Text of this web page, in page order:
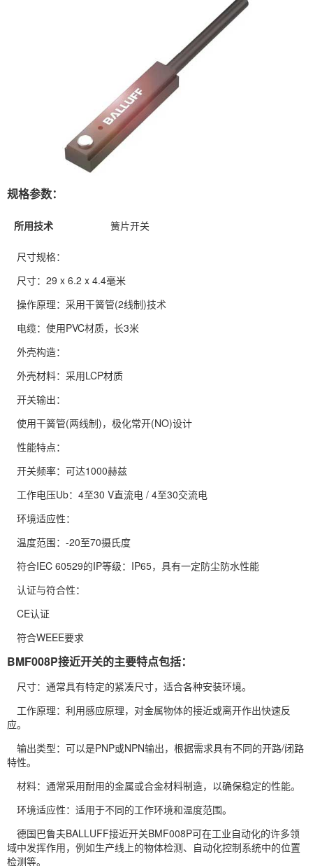
规格参数：
所用技术 簧片开关
尺寸规格：
尺寸：29 x 6.2 x 4.4毫米
操作原理：采用干簧管(2线制)技术
电缆：使用PVC材质，长3米
外壳构造：
外壳材料：采用LCP材质
开关输出：
使用干簧管(两线制)，极化常开(NO)设计
性能特点：
开关频率：可达1000赫兹
工作电压Ub：4至30 V直流电 / 4至30交流电
环境适应性：
温度范围：-20至70摄氏度
符合IEC 60529的IP等级：IP65，具有一定防尘防水性能
认证与符合性：
CE认证
符合WEEE要求
BMF008P接近开关的主要特点包括：
尺寸：通常具有特定的紧凑尺寸，适合各种安装环境。
工作原理：利用感应原理，对金属物体的接近或离开作出快速反
应。
输出类型：可以是PNP或NPN输出，根据需求具有不同的开路/闭路
特性。
材料：通常采用耐用的金属或合金材料制造，以确保稳定的性能。
环境适应性：适用于不同的工作环境和温度范围。
德国巴鲁夫BALLUFF接近开关BMF008P可在工业自动化的许多领
域中发挥作用，例如生产线上的物体检测、自动化控制系统中的位置
检测等。